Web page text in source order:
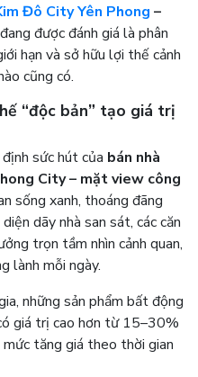
Đô City Yên Phong –
đang được đánh giá là phân
hạn và sở hữu lợi thế cảnh
cũng có.
“độc bản” tạo giá trị
sức hút của bán nhà
City – mặt view công
sống xanh, thoáng đãng
dãy nhà san sát, các căn
trọn tầm nhìn cảnh quan,
lành mỗi ngày.
những sản phẩm bất động
giá trị cao hơn từ 15–30%
tăng giá theo thời gian